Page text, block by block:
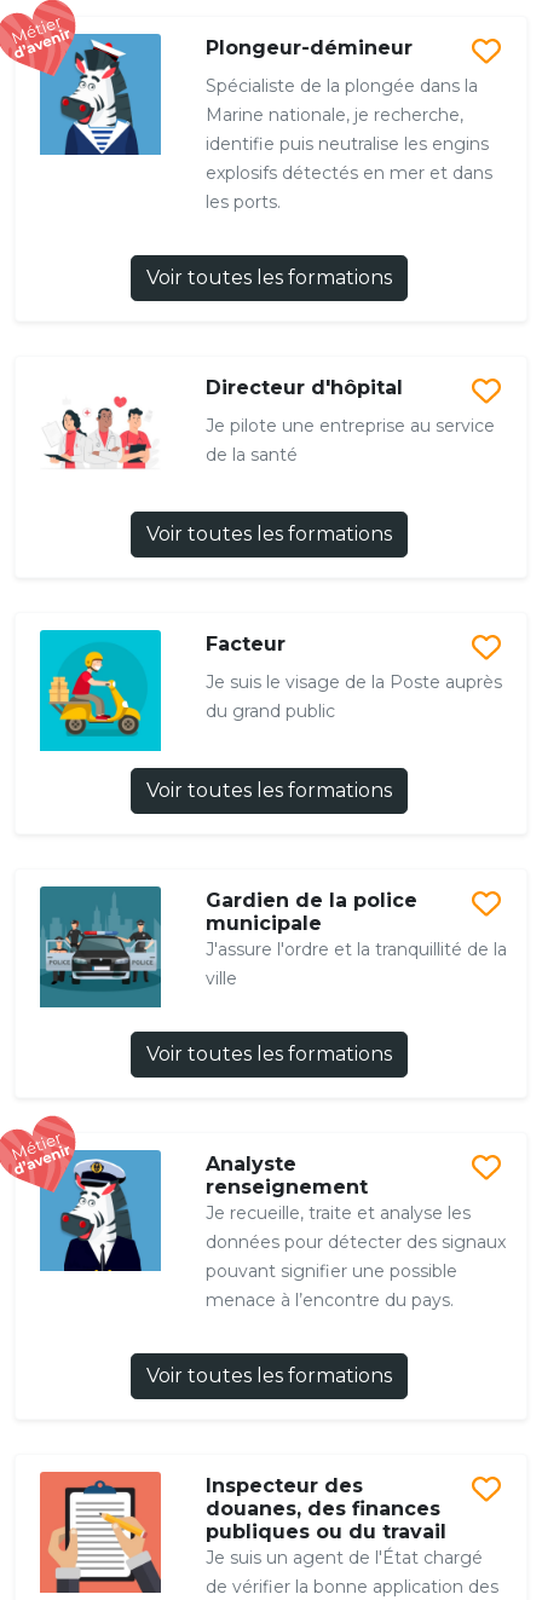
Plongeur-démineur
Spécialiste de la plongée dans la
Marine nationale, je recherche,
identifie puis neutralise les engins
explosifs détectés en mer et dans
les ports.
Voir toutes les formations
Directeur d'hôpital
Je pilote une entreprise au service
de la santé
Voir toutes les formations
Facteur
Je suis le visage de la Poste auprès
du grand public
Voir toutes les formations
Gardien de la police
municipale
J'assure l'ordre et la tranquillité de la
ville
Voir toutes les formations
Analyste
renseignement
Je recueille, traite et analyse les
données pour détecter des signaux
pouvant signifier une possible
menace à l’encontre du pays.
Voir toutes les formations
Inspecteur des
douanes, des finances
publiques ou du travail
Je suis un agent de l'État chargé
de vérifier la bonne application des